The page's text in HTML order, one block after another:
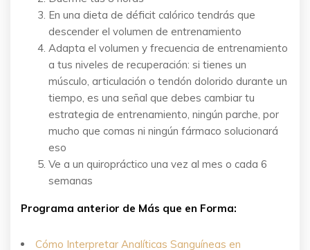
En una dieta de déficit calórico tendrás que
descender el volumen de entrenamiento
Adapta el volumen y frecuencia de entrenamiento
a tus niveles de recuperación: si tienes un
músculo, articulación o tendón dolorido durante un
tiempo, es una señal que debes cambiar tu
estrategia de entrenamiento, ningún parche, por
mucho que comas ni ningún fármaco solucionará
eso
Ve a un quiropráctico una vez al mes o cada 6
semanas
Programa anterior de Más que en Forma:
Cómo Interpretar Analíticas Sanguíneas en